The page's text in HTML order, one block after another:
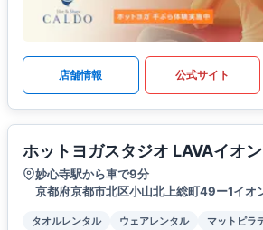
店舗情報 公式サイト
ホットヨガスタジオ LAVAイオ
妙心寺駅から車で9分
京都府京都市北区小山北上総町49ー1イオ
タオルレンタル ウェアレンタル マットピラ